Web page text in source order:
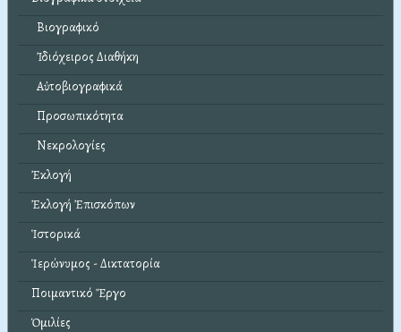
Βιογραφικό
Ἰδιόχειρος Διαθήκη
Αὐτοβιογραφικά
Προσωπικότητα
Νεκρολογίες
Ἐκλογή
Ἐκλογή Ἐπισκόπων
Ἱστορικά
Ἱερώνυμος - Δικτατορία
Ποιμαντικό Ἔργο
Ὁμιλίες